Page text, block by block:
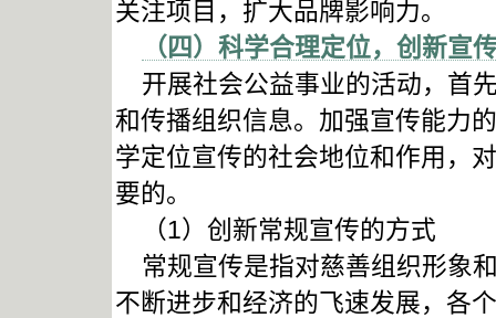
关注项目，扩大品牌影响力。
（四）科学合理定位，创新宣
开展社会公益事业的活动，首
和传播组织信息。加强宣传能力
学定位宣传的社会地位和作用，
要的。
（1）创新常规宣传的方式
常规宣传是指对慈善组织形象
不断进步和经济的飞速发展，各